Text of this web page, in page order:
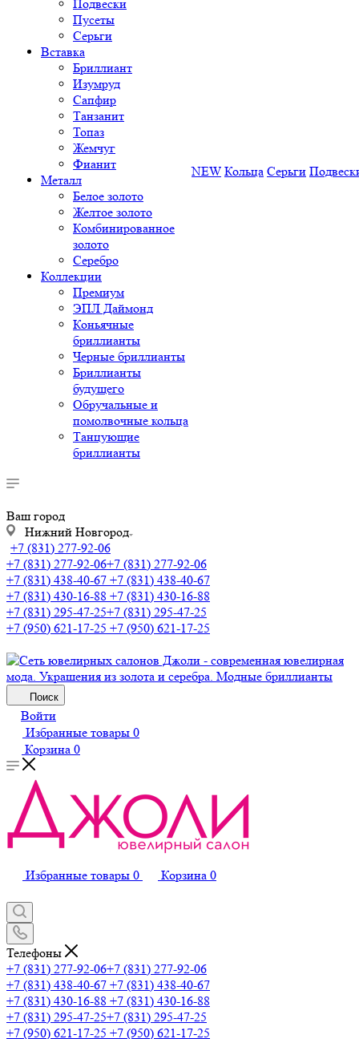
Подвески
Пусеты
Серьги
Вставка
Бриллиант
Изумруд
Сапфир
Танзанит
Топаз
Жемчуг
Фианит
Металл
Белое золото
Желтое золото
Комбинированное
золото
Серебро
Коллекции
Премиум
ЭПЛ Даймонд
Коньячные
бриллианты
Черные бриллианты
Бриллианты
будущего
Обручальные и
помолвочные кольца
Танцующие
бриллианты
NEW Кольца Серьги
Ваш город
Нижний Новгород
+7 (831) 277-92-06
+7 (831) 277-92-06+7 (831) 277-92-06
+7 (831) 438-40-67 +7 (831) 438-40-67
+7 (831) 430-16-88 +7 (831) 430-16-88
+7 (831) 295-47-25+7 (831) 295-47-25
+7 (950) 621-17-25 +7 (950) 621-17-25
Поиск
Войти
Избранные товары 0
Корзина 0
Избранные товары 0 Корзина 0
Телефоны
+7 (831) 277-92-06+7 (831) 277-92-06
+7 (831) 438-40-67 +7 (831) 438-40-67
+7 (831) 430-16-88 +7 (831) 430-16-88
+7 (831) 295-47-25+7 (831) 295-47-25
+7 (950) 621-17-25 +7 (950) 621-17-25